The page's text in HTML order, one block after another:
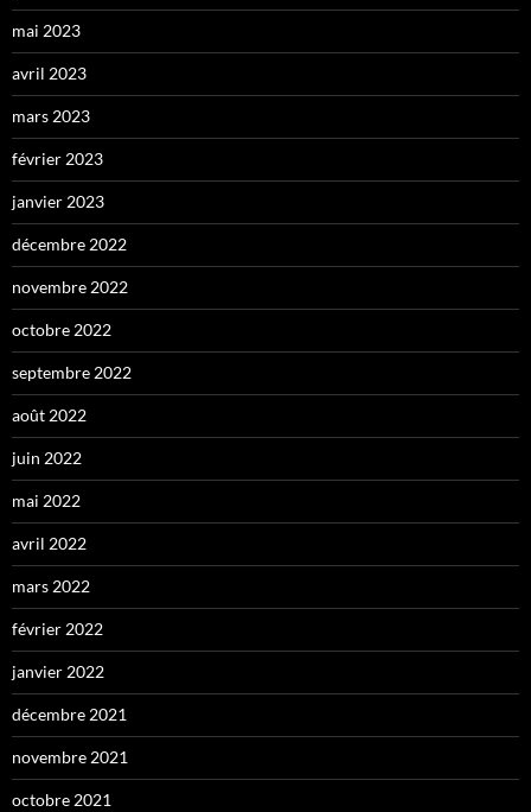
mai 2023
avril 2023
mars 2023
février 2023
janvier 2023
décembre 2022
novembre 2022
octobre 2022
septembre 2022
août 2022
juin 2022
mai 2022
avril 2022
mars 2022
février 2022
janvier 2022
décembre 2021
novembre 2021
octobre 2021